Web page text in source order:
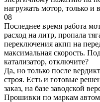
нагружать мотор, только и
08
Последнее время работа
расход на литр, пропала
переключения акпп на
максимальная скорость.
катализатор, отключите?
Да, но только после
строя. Есть и готовые
заказ, на базе заводской
Прошивки по маркам